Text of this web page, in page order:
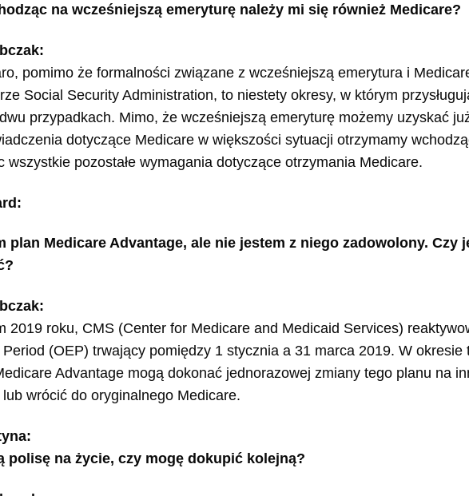
na wcześniejszą emeryturę należy mi się również Medicare?
pomimo że formalności związane z wcześniejszą emerytura i
Social Security Administration, to niestety okresy, w którym
przypadkach. Mimo, że wcześniejszą emeryturę możemy uzyskać
dotyczące Medicare w większości sytuacji otrzymamy
wszystkie pozostałe wymagania dotyczące otrzymania Medicare.
plan Medicare Advantage, ale nie jestem z niego zadowolony. Czy
2019 roku, CMS (Center for Medicare and Medicaid Services)
(OEP) trwający pomiędzy 1 stycznia a 31 marca 2019. W okresie
Advantage mogą dokonać jednorazowej zmiany tego planu na
wrócić do oryginalnego Medicare.
polisę na życie, czy mogę dokupić kolejną?